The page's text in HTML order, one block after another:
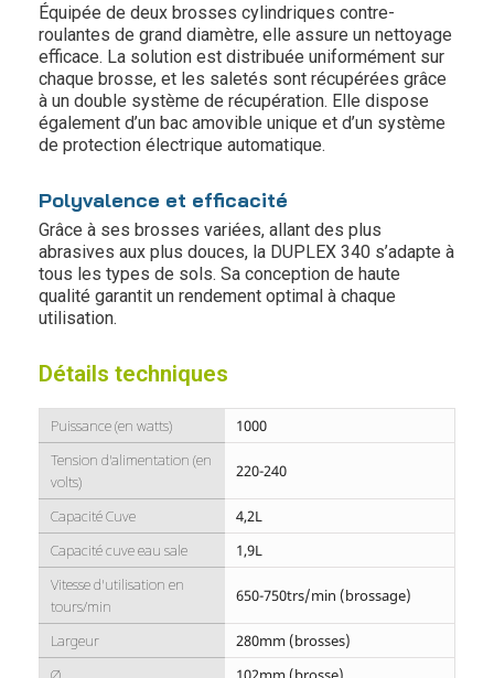
Équipée de deux brosses cylindriques contre-
roulantes de grand diamètre, elle assure un nettoyage
efficace. La solution est distribuée uniformément sur
chaque brosse, et les saletés sont récupérées grâce
à un double système de récupération. Elle dispose
également d’un bac amovible unique et d’un système
de protection électrique automatique.
Polyvalence et efficacité
Grâce à ses brosses variées, allant des plus
abrasives aux plus douces, la DUPLEX 340 s’adapte à
tous les types de sols. Sa conception de haute
qualité garantit un rendement optimal à chaque
utilisation.
Détails techniques
Puissance (en watts)
1000
Tension d'alimentation (en
volts)
220-240
Capacité Cuve
4,2L
Capacité cuve eau sale
1,9L
Vitesse d'utilisation en
tours/min
650-750trs/min (brossage)
Largeur
280mm (brosses)